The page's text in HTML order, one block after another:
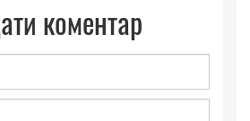
коментар